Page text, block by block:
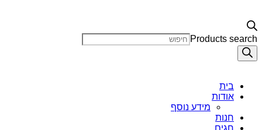
Products search
בית
אודות
מידע נוסף
חנות
חגים